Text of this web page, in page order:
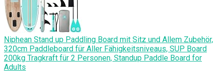
Niphean Stand up Paddling Board mit Sitz und Allem Zubehör,
320cm Paddleboard für Aller Fähigkeitsniveaus, SUP Board
200kg Tragkraft für 2 Personen, Standup Paddle Board for
Adults